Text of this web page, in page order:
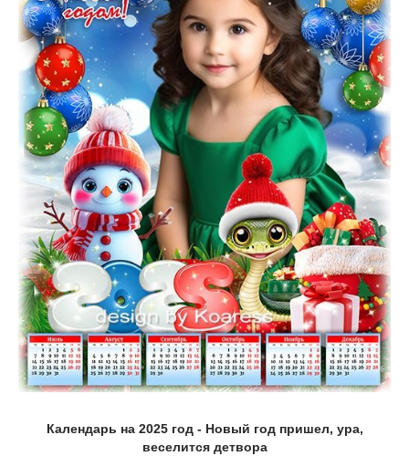
Календарь на 2025 год - Новый год пришел, ура,
веселится детвора